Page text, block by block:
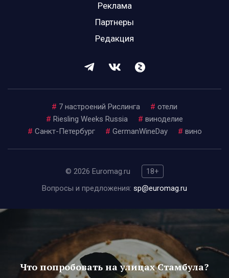
Реклама
Партнеры
Редакция
# 7 настроений Рислинга # отели
# Riesling Weeks Russia # виноделие
# Санкт-Петербург # GermanWineDay # вино
© 2026 Euromag.ru
18+
Вопросы и предложения: sp@euromag.ru
Что попробовать на улицах Стамбула?